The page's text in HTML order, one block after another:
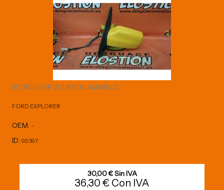
RETROVISOR IZQUIERDO AMARILLO
FORD EXPLORER
OEM: -
ID: 99397
30,00 € Sin IVA
36,30 € Con IVA